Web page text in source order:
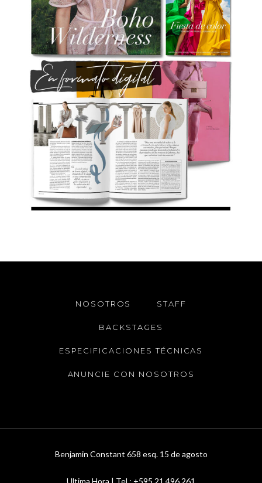
NOSOTROS STAFF
BACKSTAGES
ESPECIFICACIONES TÉCNICAS
ANUNCIE CON NOSOTROS
Benjamin Constant 658 esq. 15 de agosto
Ultima Hora | Tel.: +595 21 496 261